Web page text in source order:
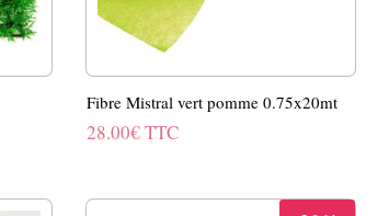
Fibre Mistral vert pomme 0.75x20mt
28.00€TTC